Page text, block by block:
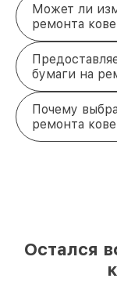
Может ли
ремонта
бумаги на
Почему
ремонта
Остался